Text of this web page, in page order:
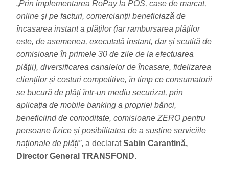
„Prin implementarea RoPay la POS, case de marcat,
online și pe facturi, comercianții beneficiază de
încasarea instant a plăților (iar rambursarea plăților
este, de asemenea, executată instant, dar și scutită de
comisioane în primele 30 de zile de la efectuarea
plății), diversificarea canalelor de încasare, fidelizarea
clienților și costuri competitive, în timp ce consumatorii
se bucură de plăți într-un mediu securizat, prin
aplicația de mobile banking a propriei bănci,
beneficiind de comoditate, comisioane ZERO pentru
persoane fizice și posibilitatea de a susține serviciile
naționale de plăți”, a declaratSabin Carantină,
Director General TRANSFOND.